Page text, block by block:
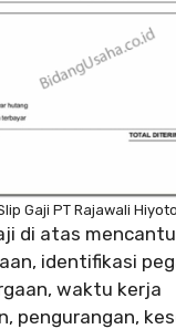
Gaji PT Rajawali Hiyoto
di atas
identifikasi
waktu kerja
pengurangan,